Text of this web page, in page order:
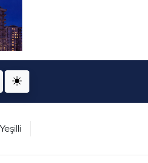
Yeşilli